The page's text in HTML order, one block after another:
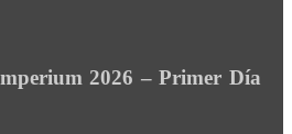
2026 – Primer Día